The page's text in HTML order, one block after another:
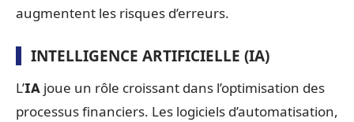
augmentent les risques d’erreurs.
INTELLIGENCE ARTIFICIELLE (IA)
L’IA joue un rôle croissant dans l’optimisation des
processus financiers. Les logiciels d’automatisation,